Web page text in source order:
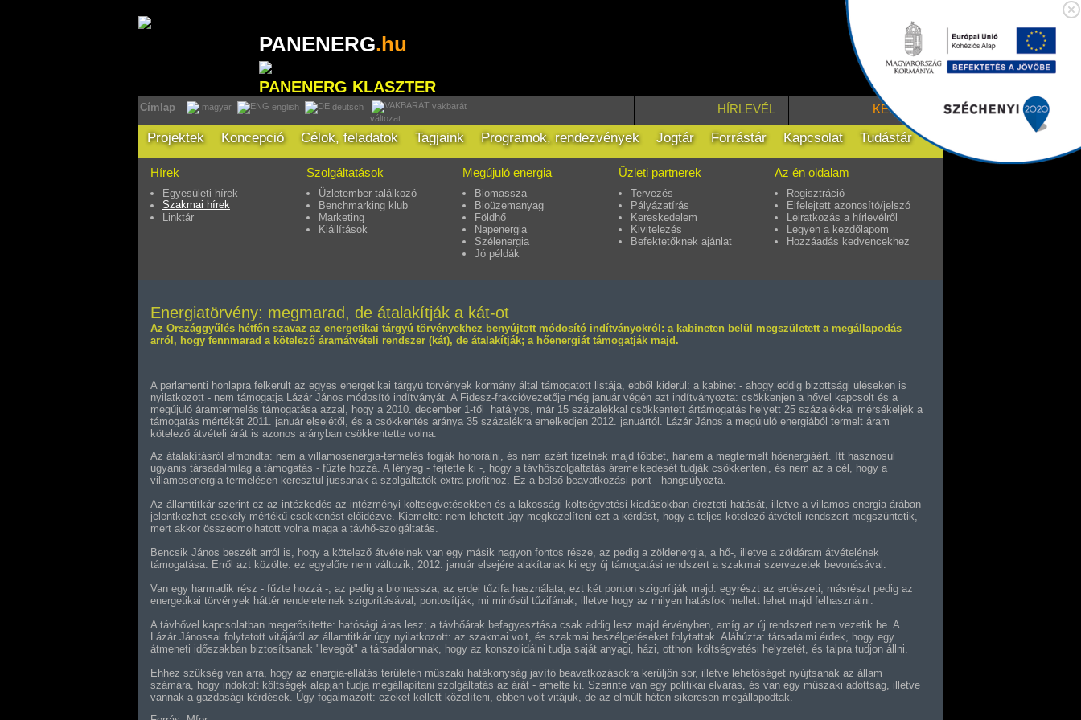
PANENERG.hu
PANENERG KLASZTER
Címlap magyar english deutsch
vakbarát
változat
KERESÉS
HÍRLEVÉL
Projektek Koncepció Célok, feladatok Tagjaink Programok, rendezvények Jogtár Forrástár Kapcsolat Tudástár
Hírek
Egyesületi hírek
Szakmai hírek
Linktár
Szolgáltatások
Üzletember találkozó
Benchmarking klub
Marketing
Kiállítások
Megújuló energia
Biomassza
Bioüzemanyag
Földhő
Napenergia
Szélenergia
Jó példák
Üzleti partnerek
Tervezés
Pályázatírás
Kereskedelem
Kivitelezés
Befektetőknek ajánlat
Az én oldalam
Regisztráció
Elfelejtett azonosító/jelszó
Leiratkozás a hírlevélről
Legyen a kezdőlapom
Hozzáadás kedvencekhez
Energiatörvény: megmarad, de átalakítják a kát-ot
Az Országgyűlés hétfőn szavaz az energetikai tárgyú törvényekhez benyújtott módosító indítványokról: a kabineten belül megszületett a megállapodás
arról, hogy fennmarad a kötelező áramátvételi rendszer (kát), de átalakítják; a hőenergiát támogatják majd.
A parlamenti honlapra felkerült az egyes energetikai tárgyú törvények kormány által támogatott listája, ebből kiderül: a kabinet - ahogy eddig bizottsági üléseken is
nyilatkozott - nem támogatja Lázár János módosító indítványát. A Fidesz-frakcióvezetője még január végén azt indítványozta: csökkenjen a hővel kapcsolt és a
megújuló áramtermelés támogatása azzal, hogy a 2010. december 1-től hatályos, már 15 százalékkal csökkentett ártámogatás helyett 25 százalékkal mérsékeljék a
támogatás mértékét 2011. január elsejétől, és a csökkentés aránya 35 százalékra emelkedjen 2012. januártól. Lázár János a megújuló energiából termelt áram
kötelező átvételi árát is azonos arányban csökkentette volna.
Az átalakításról elmondta: nem a villamosenergia-termelés fogják honorálni, és nem azért fizetnek majd többet, hanem a megtermelt hőenergiáért. Itt hasznosul
ugyanis társadalmilag a támogatás - fűzte hozzá. A lényeg - fejtette ki -, hogy a távhőszolgáltatás áremelkedését tudják csökkenteni, és nem az a cél, hogy a
villamosenergia-termelésen keresztül jussanak a szolgáltatók extra profithoz. Ez a belső beavatkozási pont - hangsúlyozta.
Az államtitkár szerint ez az intézkedés az intézményi költségvetésekben és a lakossági költségvetési kiadásokban érezteti hatását, illetve a villamos energia árában
jelentkezhet csekély mértékű csökkenést előidézve. Kiemelte: nem lehetett úgy megközelíteni ezt a kérdést, hogy a teljes kötelező átvételi rendszert megszüntetik,
mert akkor összeomolhatott volna maga a távhő-szolgáltatás.
Bencsik János beszélt arról is, hogy a kötelező átvételnek van egy másik nagyon fontos része, az pedig a zöldenergia, a hő-, illetve a zöldáram átvételének
támogatása. Erről azt közölte: ez egyelőre nem változik, 2012. január elsejére alakítanak ki egy új támogatási rendszert a szakmai szervezetek bevonásával.
Van egy harmadik rész - fűzte hozzá -, az pedig a biomassza, az erdei tűzifa használata; ezt két ponton szigorítják majd: egyrészt az erdészeti, másrészt pedig az
energetikai törvények háttér rendeleteinek szigorításával; pontosítják, mi minősül tűzifának, illetve hogy az milyen hatásfok mellett lehet majd felhasználni.
A távhővel kapcsolatban megerősítette: hatósági áras lesz; a távhőárak befagyasztása csak addig lesz majd érvényben, amíg az új rendszert nem vezetik be. A
Lázár Jánossal folytatott vitájáról az államtitkár úgy nyilatkozott: az szakmai volt, és szakmai beszélgetéseket folytattak. Aláhúzta: társadalmi érdek, hogy egy
átmeneti időszakban biztosítsanak "levegőt" a társadalomnak, hogy az konszolidálni tudja saját anyagi, házi, otthoni költségvetési helyzetét, és talpra tudjon állni.
Ehhez szükség van arra, hogy az energia-ellátás területén műszaki hatékonyság javító beavatkozásokra kerüljön sor, illetve lehetőséget nyújtsanak az állam
számára, hogy indokolt költségek alapján tudja megállapítani szolgáltatás az árát - emelte ki. Szerinte van egy politikai elvárás, és van egy műszaki adottság, illetve
vannak a gazdasági kérdések. Úgy fogalmazott: ezeket kellett közelíteni, ebben volt vitájuk, de az elmúlt héten sikeresen megállapodtak.